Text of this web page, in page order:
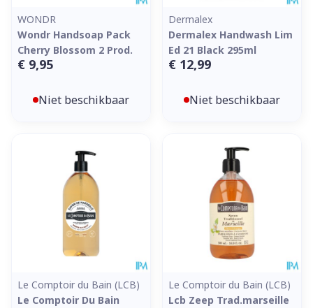
WONDR
Wondr Handsoap Pack
Cherry Blossom 2 Prod.
€ 9,95
Niet beschikbaar
Dermalex
Dermalex Handwash Lim
Ed 21 Black 295ml
€ 12,99
Niet beschikbaar
Le Comptoir du Bain (LCB)
Le Comptoir Du Bain
Le Comptoir du Bain (LCB)
Lcb Zeep Trad.marseille